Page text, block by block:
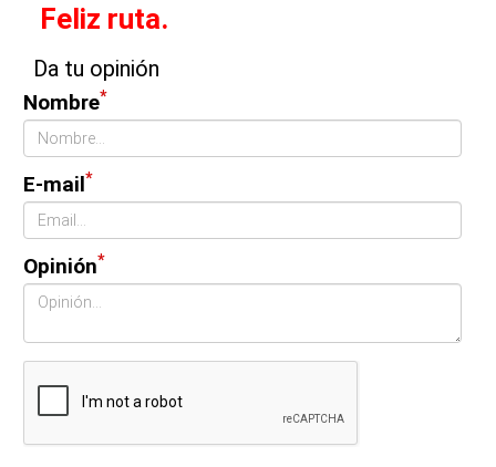
Feliz ruta.
Da tu opinión
Nombre*
E-mail*
Opinión*